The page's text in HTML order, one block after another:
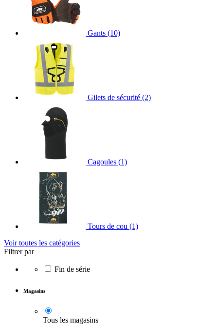
Gants (10)
Gilets de sécurité (2)
Cagoules (1)
Tours de cou (1)
Voir toutes les catégories
Filtrer par
Fin de série
Magasins
Tous les magasins